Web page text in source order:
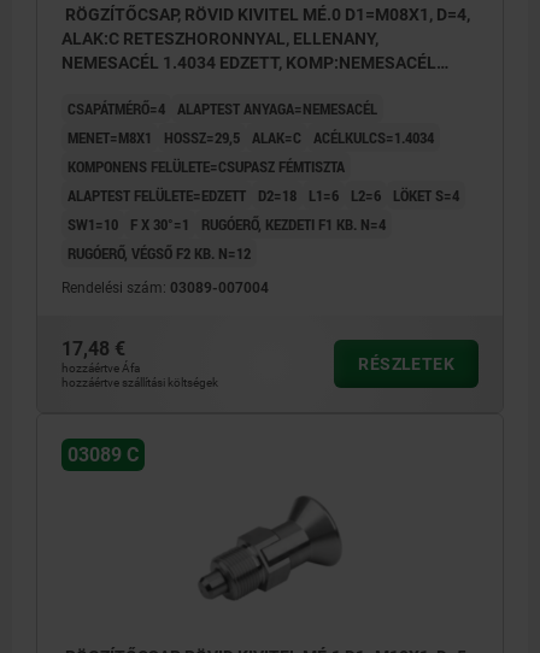
RÖGZÍTŐCSAP, RÖVID KIVITEL MÉ.0 D1=M08X1, D=4,
ALAK:C RETESZHORONNYAL, ELLENANY,
NEMESACÉL 1.4034 EDZETT, KOMP:NEMESACÉL
CSAPÁTMÉRŐ=4 ALAPTEST ANYAGA=NEMESACÉL
MENET=M8X1
HOSSZ=29,5 ALAK=C
ACÉLKULCS=1.4034
KOMPONENS FELÜLETE=CSUPASZ FÉMTISZTA
ALAPTEST FELÜLETE=EDZETT
D2=18 L1=6 L2=6
LÖKET S=4
SW1=10
F X 30°=1
RUGÓERŐ, KEZDETI F1 KB. N=4
RUGÓERŐ, VÉGSŐ F2 KB. N=12
Rendelési szám: 03089-007004
17,48 €
hozzáértve Áfa
hozzáértve szállítási költségek
RÉSZLETEK
03089 C